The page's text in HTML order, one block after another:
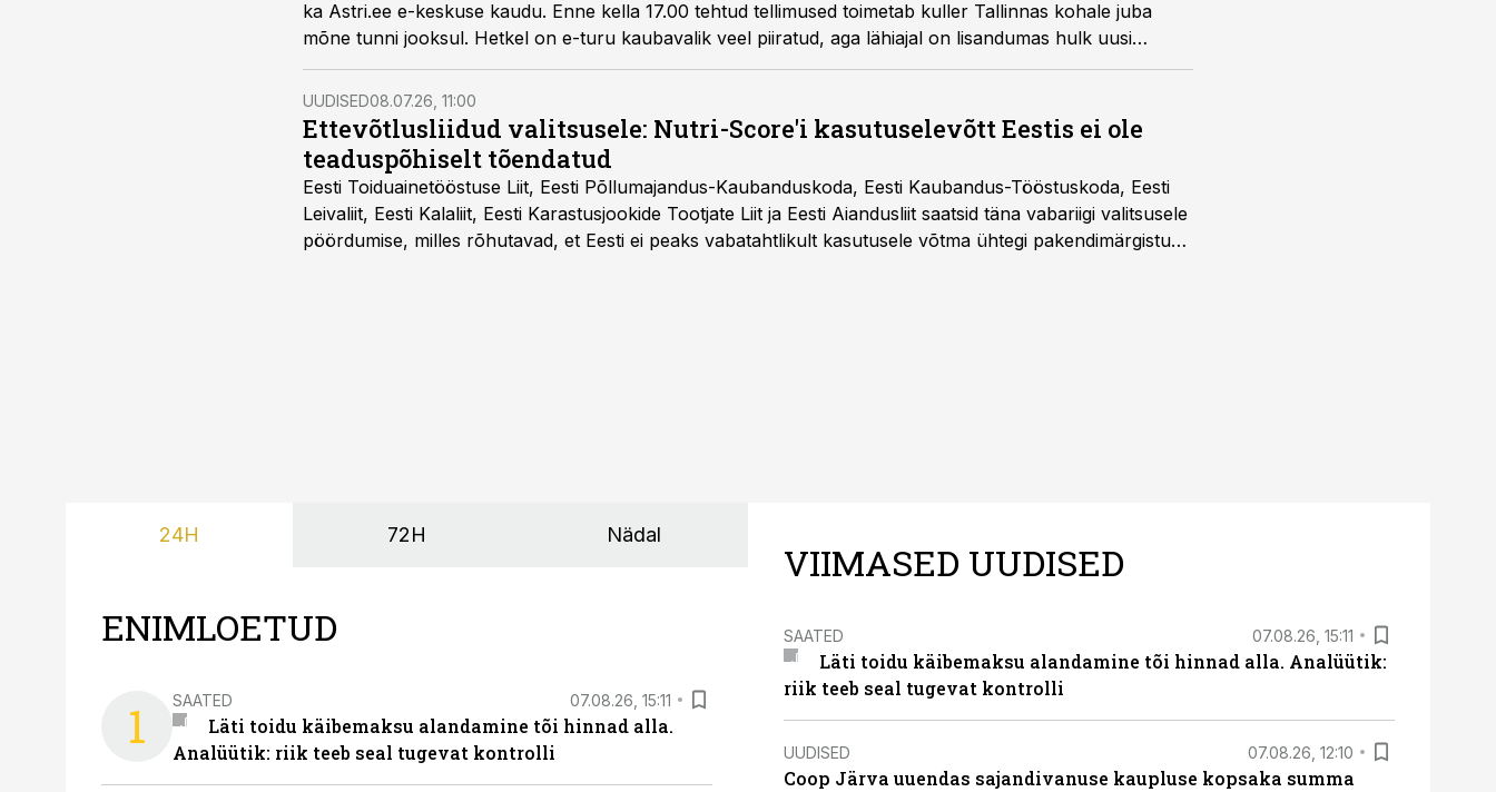
ka Astri.ee e-keskuse kaudu. Enne kella 17.00 tehtud tellimused toimetab kuller Tallinnas kohale juba
mõne tunni jooksul. Hetkel on e-turu kaubavalik veel piiratud, aga lähiajal on lisandumas hulk uusi
kauplejaid ning kaubavalik täieneb jooksvalt.
UUDISED08.07.26, 11:00
Ettevõtlusliidud valitsusele: Nutri-Score'i kasutuselevõtt Eestis ei ole
teaduspõhiselt tõendatud
Eesti Toiduainetööstuse Liit, Eesti Põllumajandus-Kaubanduskoda, Eesti Kaubandus-Tööstuskoda, Eesti
Leivaliit, Eesti Kalaliit, Eesti Karastusjookide Tootjate Liit ja Eesti Aiandusliit saatsid täna vabariigi valitsusele
pöördumise, milles rõhutavad, et Eesti ei peaks vabatahtlikult kasutusele võtma ühtegi pakendimärgistuse
24H 72H Nädal
ENIMLOETUD
1 SAATED 07.08.26, 15:11
Läti toidu käibemaksu alandamine tõi hinnad alla.
Analüütik: riik teeb seal tugevat kontrolli
VIIMASED UUDISED
SAATED 07.08.26, 15:11
Läti toidu käibemaksu alandamine tõi hinnad alla. Analüütik:
riik teeb seal tugevat kontrolli
UUDISED 07.08.26, 12:10
Coop Järva uuendas sajandivanuse kaupluse kopsaka summa